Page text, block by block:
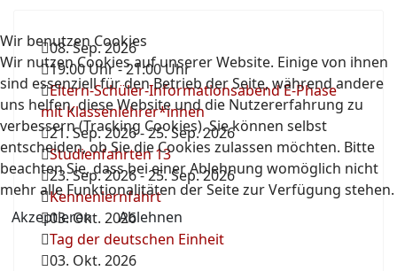
08. Sep. 2026
19:00 Uhr-21:00 Uhr
Eltern-Schüler-Informationsabend E-Phase
mit Klassenlehrer*innen
21. Sep. 2026-25. Sep. 2026
Studienfahrten 13
23. Sep. 2026-25. Sep. 2026
Kennenlernfahrt
03. Okt. 2026
Tag der deutschen Einheit
03. Okt. 2026
Wir benutzen Cookies
Wir nutzen Cookies auf unserer Website. Einige von ihnen
sind essenziell für den Betrieb der Seite, während andere
uns helfen, diese Website und die Nutzererfahrung zu
verbessern (Tracking Cookies). Sie können selbst
entscheiden, ob Sie die Cookies zulassen möchten. Bitte
beachten Sie, dass bei einer Ablehnung womöglich nicht
mehr alle Funktionalitäten der Seite zur Verfügung stehen.
Akzeptieren
Ablehnen